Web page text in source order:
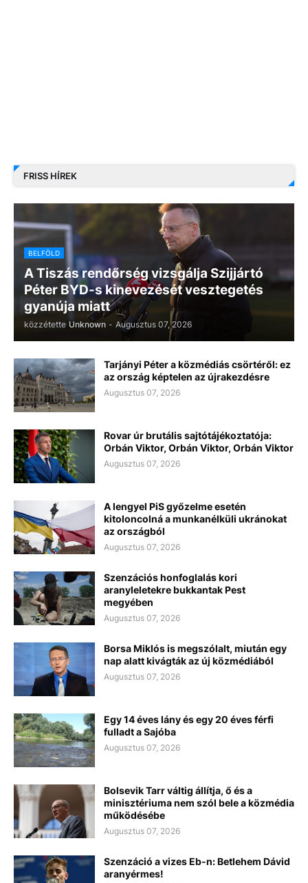
FRISS HÍREK
BELFÖLD
A Tiszás rendőrség vizsgálja Szijjártó
Péter BYD-s kinevezését vesztegetés
gyanúja miatt
közzétette Unknown - Augusztus 07, 2026
Tarjányi Péter a közmédiás csörtéről: ez
az ország képtelen az újrakezdésre
Augusztus 07, 2026
Rovar úr brutális sajtótájékoztatója:
Orbán Viktor, Orbán Viktor, Orbán Viktor
Augusztus 07, 2026
A lengyel PiS győzelme esetén
kitoloncolná a munkanélküli ukránokat
az országból
Augusztus 07, 2026
Szenzációs honfoglalás kori
aranyleletekre bukkantak Pest
megyében
Augusztus 07, 2026
Borsa Miklós is megszólalt, miután egy
nap alatt kivágták az új közmédiából
Augusztus 07, 2026
Egy 14 éves lány és egy 20 éves férfi
fulladt a Sajóba
Augusztus 07, 2026
Bolsevik Tarr váltig állítja, ő és a
minisztériuma nem szól bele a közmédia
működésébe
Augusztus 07, 2026
Szenzáció a vizes Eb-n: Betlehem Dávid
aranyérmes!